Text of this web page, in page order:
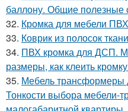
баллону. Общие полезные
32. Кромка для мебели
33. Коврик из полосок
34. ПВХ кромка для ДСП.
размеры, как клеить
35. Мебель трансформеры
Тонкости выбора мебели-